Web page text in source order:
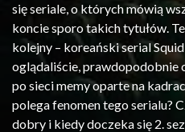
się seriale, o których mówią
koncie sporo takich tytułów.
kolejny – koreański serial
oglądaliście, prawdopodobnie
po sieci memy oparte na
polega fenomen tego serialu?
dobry i kiedy doczeka się 2.